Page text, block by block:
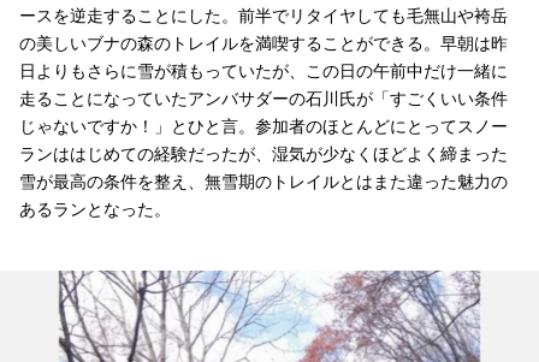
ースを逆走することにした。前半でリタイヤしても毛無山や袴岳
の美しいブナの森のトレイルを満喫することができる。早朝は昨
日よりもさらに雪が積もっていたが、この日の午前中だけ一緒に
走ることになっていたアンバサダーの石川氏が「すごくいい条件
じゃないですか！」とひと言。参加者のほとんどにとってスノー
ランははじめての経験だったが、湿気が少なくほどよく締まった
雪が最高の条件を整え、無雪期のトレイルとはまた違った魅力の
あるランとなった。